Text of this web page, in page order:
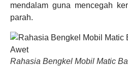
mendalam guna mencegah
parah.
Rahasia Bengkel Mobil Matic